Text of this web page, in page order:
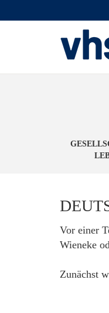
Vor einer
Wieneke
Zunächst